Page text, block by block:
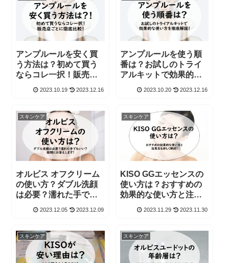
アンプルールを安く買
う方法は？初めて買う
ならコレ一択！販売店
ごとに徹底比較！
2023.10.19 2023.12.16
アンプルールを使う順
番は？お試しのトライ
アルキットで効果的な
使い方を徹底解説！
2023.10.20 2023.12.16
スキンケア
オルビス オフクリーム
の使い方？ダブル洗顔
は必要？濡れた手でも
ます！
2023.12.05 2023.12.09
スキンケア
KISO GGエッセンスの
使い方は？おすすめの
効果的な使い方と注意
2023.11.29 2023.11.30
スキンケア スキンケア